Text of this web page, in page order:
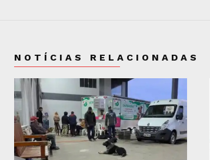
NOTÍCIAS RELACIONADAS